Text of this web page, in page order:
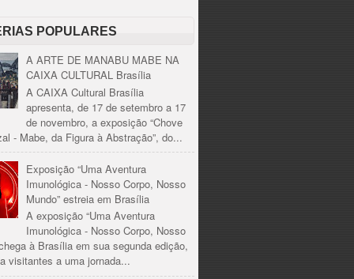
POPULARES
A ARTE DE MANABU MABE NA
CAIXA CULTURAL Brasília
A CAIXA Cultural Brasília
apresenta, de 17 de setembro a 17
de novembro, a exposição “Chove
- Mabe, da Figura à Abstração”, do...
Exposição “Uma Aventura
Imunológica - Nosso Corpo, Nosso
Mundo” estreia em Brasília
A exposição “Uma Aventura
Imunológica - Nosso Corpo, Nosso
à Brasília em sua segunda edição,
visitantes a uma jornada...